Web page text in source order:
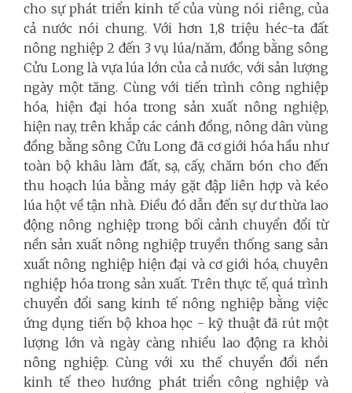
cho sự phát triển kinh tế của vùng nói riêng, của
cả nước nói chung. Với hơn 1,8 triệu héc-ta đất
nông nghiệp 2 đến 3 vụ lúa/năm, đồng bằng sông
Cửu Long là vựa lúa lớn của cả nước, với sản lượng
ngày một tăng. Cùng với tiến trình công nghiệp
hóa, hiện đại hóa trong sản xuất nông nghiệp,
hiện nay, trên khắp các cánh đồng, nông dân vùng
đồng bằng sông Cửu Long đã cơ giới hóa hầu như
toàn bộ khâu làm đất, sạ, cấy, chăm bón cho đến
thu hoạch lúa bằng máy gặt đập liên hợp và kéo
lúa hột về tận nhà. Điều đó dẫn đến sự dư thừa lao
động nông nghiệp trong bối cảnh chuyển đổi từ
nền sản xuất nông nghiệp truyền thống sang sản
xuất nông nghiệp hiện đại và cơ giới hóa, chuyên
nghiệp hóa trong sản xuất. Trên thực tế, quá trình
chuyển đổi sang kinh tế nông nghiệp bằng việc
ứng dụng tiến bộ khoa học - kỹ thuật đã rút một
lượng lớn và ngày càng nhiều lao động ra khỏi
nông nghiệp. Cùng với xu thế chuyển đổi nền
kinh tế theo hướng phát triển công nghiệp và